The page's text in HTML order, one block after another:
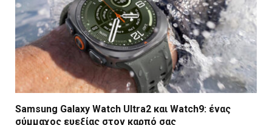
Samsung Galaxy Watch Ultra2 και Watch9: ένας
σύμμαχος ευεξίας στον καρπό σας